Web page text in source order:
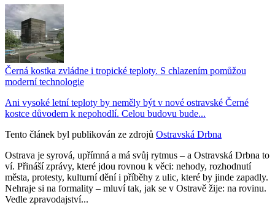
Černá kostka zvládne i tropické teploty. S chlazením pomůžou
moderní technologie
Ani vysoké letní teploty by neměly být v nové ostravské Černé
kostce důvodem k nepohodlí. Celou budovu bude...
Tento článek byl publikován ze zdrojů Ostravská Drbna
Ostrava je syrová, upřímná a má svůj rytmus – a Ostravská Drbna to
ví. Přináší zprávy, které jdou rovnou k věci: nehody, rozhodnutí
města, protesty, kulturní dění i příběhy z ulic, které by jinde zapadly.
Nehraje si na formality – mluví tak, jak se v Ostravě žije: na rovinu.
Vedle zpravodajství...